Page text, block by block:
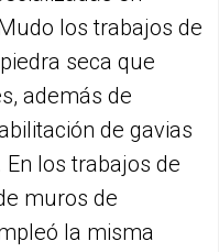
los trabajos de
seca que
además de
de gavias
los trabajos de
muros de
la misma